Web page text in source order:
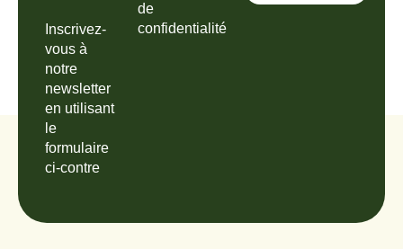
Inscrivez-
vous à
notre
newsletter
en utilisant
le
formulaire
ci-contre
de
confidentialité